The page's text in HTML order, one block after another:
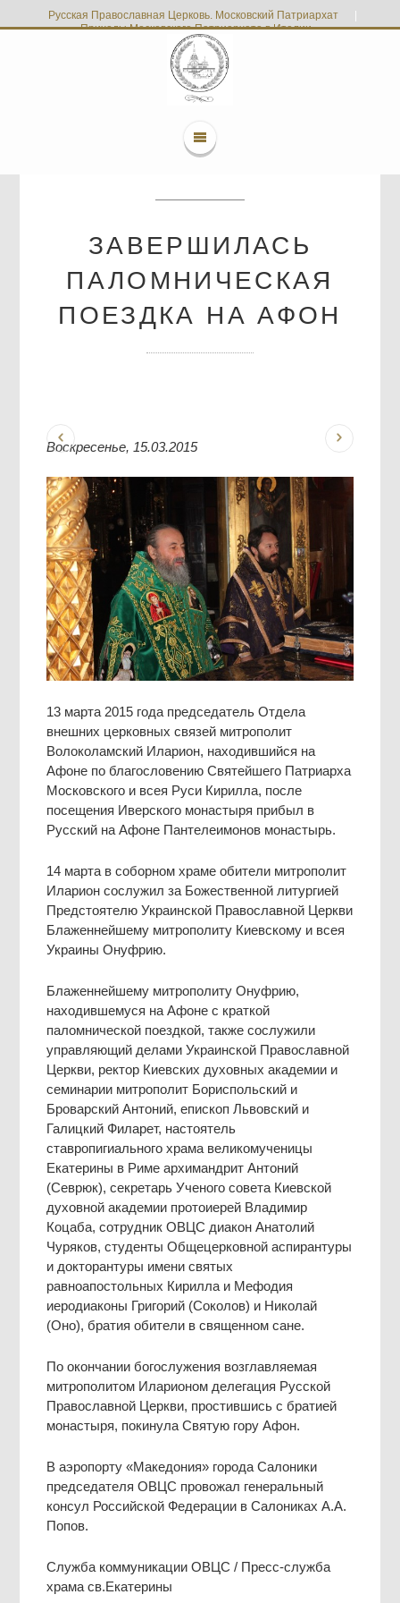
Русская Православная Церковь. Московский Патриархат
Приходы Московского Патриархата в Италии
ЗАВЕРШИЛАСЬ
ПАЛОМНИЧЕСКАЯ
ПОЕЗДКА НА АФОН
Воскресенье, 15.03.2015
13 марта 2015 года председатель Отдела
внешних церковных связей митрополит
Волоколамский Иларион, находившийся на
Афоне по благословению Святейшего Патриарха
Московского и всея Руси Кирилла, после
посещения Иверского монастыря прибыл в
Русский на Афоне Пантелеимонов монастырь.
14 марта в соборном храме обители митрополит
Иларион сослужил за Божественной литургией
Предстоятелю Украинской Православной Церкви
Блаженнейшему митрополиту Киевскому и всея
Украины Онуфрию.
Блаженнейшему митрополиту Онуфрию,
находившемуся на Афоне с краткой
паломнической поездкой, также сослужили
управляющий делами Украинской Православной
Церкви, ректор Киевских духовных академии и
семинарии митрополит Бориспольский и
Броварский Антоний, епископ Львовский и
Галицкий Филарет, настоятель
ставропигиального храма великомученицы
Екатерины в Риме архимандрит Антоний
(Севрюк), секретарь Ученого совета Киевской
духовной академии протоиерей Владимир
Коцаба, сотрудник ОВЦС диакон Анатолий
Чуряков, студенты Общецерковной аспирантуры
и докторантуры имени святых
равноапостольных Кирилла и Мефодия
иеродиаконы Григорий (Соколов) и Николай
(Оно), братия обители в священном сане.
По окончании богослужения возглавляемая
митрополитом Иларионом делегация Русской
Православной Церкви, простившись с братией
монастыря, покинула Святую гору Афон.
В аэропорту «Македония» города Салоники
председателя ОВЦС провожал генеральный
консул Российской Федерации в Салониках А.А.
Попов.
Служба коммуникации ОВЦС / Пресс-служба
храма св.Екатерины